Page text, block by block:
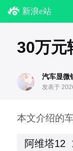
新浪e站
30万元
汽车显微
发表于
本文介绍的
阿维塔12